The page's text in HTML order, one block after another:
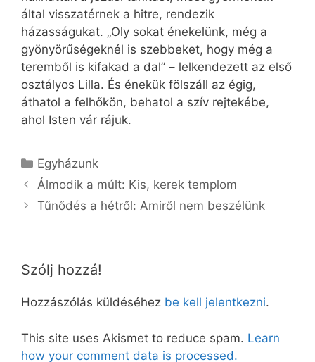
által visszatérnek a hitre, rendezik
házasságukat. „Oly sokat énekelünk, még a
gyönyörűségeknél is szebbeket, hogy még a
teremből is kifakad a dal” – lelkendezett az első
osztályos Lilla. És énekük fölszáll az égig,
áthatol a felhőkön, behatol a szív rejtekébe,
ahol Isten vár rájuk.
Kategória
Egyházunk
Álmodik a múlt: Kis, kerek templom
Tűnődés a hétről: Amiről nem beszélünk
Szólj hozzá!
Hozzászólás küldéséhez be kell jelentkezni.
This site uses Akismet to reduce spam. Learn
how your comment data is processed.